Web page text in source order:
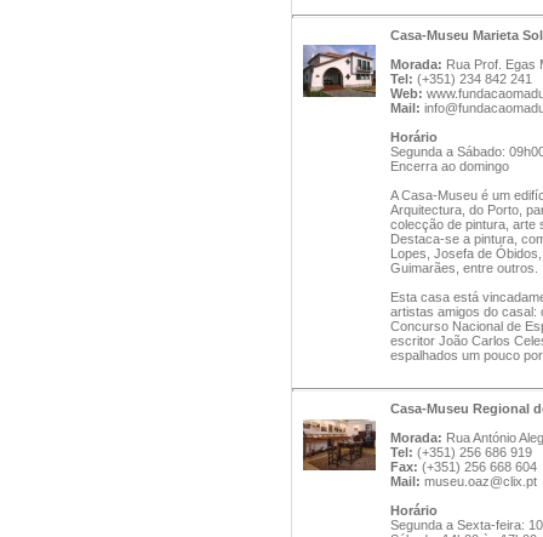
Casa-Museu Marieta
Morada: Rua Prof. Egas
Tel: (+351) 234 842 241
Web:
Mail:
Horário
Segunda a Sábado:
Encerra ao domingo
A Casa-Museu é um
Arquitectura, do Porto,
colecção de pintura, arte
Destaca-se a pintura,
Lopes, Josefa de
Guimarães, entre outros.
Esta casa está
artistas amigos do casal:
Concurso Nacional de
escritor João Carlos
espalhados um pouco
Casa-Museu Regional
Morada: Rua António
Tel: (+351) 256 686 919
Fax: (+351) 256 668 604
Mail: museu.oaz@clix.pt
Horário
Segunda a Sexta-feira: